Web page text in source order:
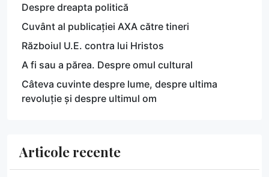
Despre dreapta politică
Cuvânt al publicației AXA către tineri
Războiul U.E. contra lui Hristos
A fi sau a părea. Despre omul cultural
Câteva cuvinte despre lume, despre ultima
revoluție și despre ultimul om
Articole recente